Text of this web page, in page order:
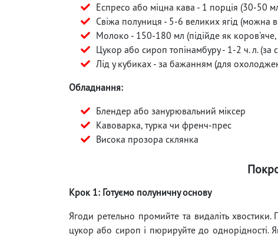
Еспресо або міцна кава - 1 порція (30-50
Свіжа полуниця - 5-6 великих ягід
Молоко - 150-180 мл (підійде як
Цукор або сироп топінамбуру - 1-2 ч. л. (за
Лід у кубиках - за бажанням (для
Обладнання:
Блендер або занурювальний міксер
Кавоварка, турка чи френч-прес
Висока прозора склянка
Крок 1: Готуємо полуничну основу
Ягоди ретельно промийте та видаліть
цукор або сироп і пюрируйте до однорідності.